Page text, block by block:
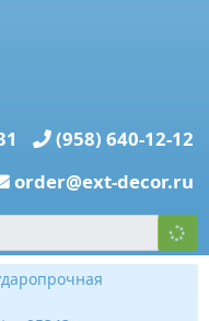
(958) 640-12-12
order@ext-decor.ru